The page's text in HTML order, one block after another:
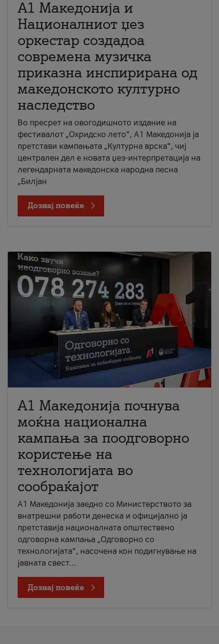
А1 Македонија и
Националниот џез
оркестар создадоа
современа музичка
приказна инспирирана од
македонското културно
наследство
Во пресрет на овогодишното издание на
фестивалот „Охридско лето“, А1 Македонија ја
претстави кампањата „Културна врска“, чиј
централен дел е новата џез-интерпретација на
легендарната македонска народна песна
„Билјан
Дознај повеќе
A1 Македонија почнува
моќна национална
кампања за поодговорно
користење на
технологијата во
сообраќајот
A1 Македонија заедно со Министерството за
внатрешни работи денеска и официјално ја
претставија националната општествено
одговорна кампања „Одговорно со
технологијата“, насочена кон подигнување на
јавната свест...
Дознај повеќе